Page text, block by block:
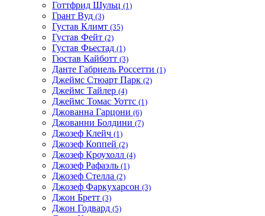
Готтфрид Шульц (1)
Грант Вуд (3)
Густав Климт (35)
Густав Фейт (2)
Густав Фьестад (1)
Гюстав Кайботт (3)
Данте Габриель Россетти (1)
Джеймс Стюарт Парк (2)
Джеймс Тайлер (4)
Джеймс Томас Уоттс (1)
Джованна Гарцони (6)
Джованни Болдини (7)
Джозеф Клейч (1)
Джозеф Коппей (2)
Джозеф Кроухолл (4)
Джозеф Рафаэль (1)
Джозеф Стелла (2)
Джозеф Фаркухарсон (3)
Джон Бретт (3)
Джон Годвард (5)